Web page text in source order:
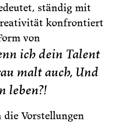
ständig mit
konfrontiert
von
ich dein Talent
malt auch, Und
leben?!
Vorstellungen